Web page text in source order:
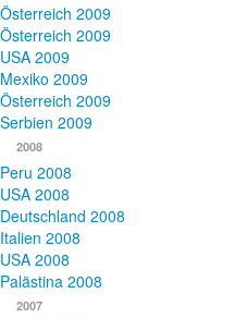
Österreich 2009
Österreich 2009
USA 2009
Mexiko 2009
Österreich 2009
Serbien 2009
2008
Peru 2008
USA 2008
Deutschland 2008
Italien 2008
USA 2008
Palästina 2008
2007